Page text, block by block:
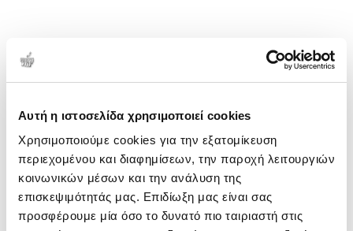
Αυτή η ιστοσελίδα χρησιμοποιεί cookies
Χρησιμοποιούμε cookies για την εξατομίκευση
περιεχομένου και διαφημίσεων, την παροχή λειτουργιών
κοινωνικών μέσων και την ανάλυση της
επισκεψιμότητάς μας. Επιδίωξη μας είναι σας
προσφέρουμε μία όσο το δυνατό πιο ταιριαστή στις